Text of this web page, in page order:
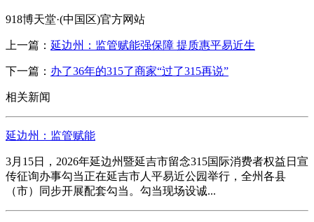
918博天堂·(中国区)官方网站
上一篇： 延边州：监管赋能强保障 提质惠平易近生
下一篇： 办了36年的315了商家“过了315再说”
相关新闻
延边州：监管赋能
3月15日，2026年延边州暨延吉市留念315国际消费者权益日宣
传征询办事勾当正在延吉市人平易近公园举行，全州各县
（市）同步开展配套勾当。勾当现场设诚...